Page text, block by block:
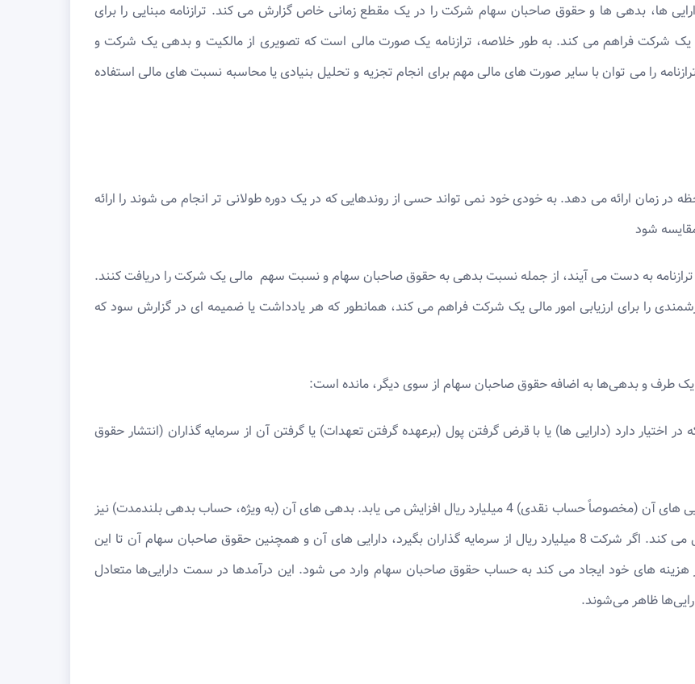
ها، بدهی ها و حقوق صاحبان سهام شرکت را در یک مقطع زمانی خاص گزارش می کند. ترازنامه مبنایی را برای
یک شرکت فراهم می کند. به طور خلاصه، ترازنامه یک صورت مالی است که تصویری از مالکیت و بدهی یک شرکت و
میزان سرمایه گذاری سهامداران ارائه می دهد.1 ترازنامه را می توان با سایر صورت های مالی مهم برای انجام تجزیه و تحلیل بنیادی یا محاسبه نسبت های مالی استفاده
زمان ارائه می دهد. به خودی خود نمی تواند حسی از روندهایی که در یک دوره طولانی تر انجام می شوند را ارائه
شود
ترازنامه به دست می آیند، از جمله نسبت بدهی به حقوق صاحبان سهام و نسبت سهم مالی یک شرکت را دریافت کنند.
را برای ارزیابی امور مالی یک شرکت فراهم می کند، همانطور که هر یادداشت یا ضمیمه ای در گزارش سود که
از یک طرف و بدهی‌ها به اضافه حقوق صاحبان سهام از سوی دیگر، مانده است:
دارد (دارایی ها) یا با قرض گرفتن پول (برعهده گرفتن تعهدات) یا گرفتن آن از سرمایه گذاران (انتشار حقوق
اگر شرکتی وام پنج ساله 4 میلیارد ریالی از بانک بگیرد، دارایی های آن (مخصوصاً حساب نقدی) 4 میلیارد ریال افزایش می یابد. بدهی های آن (به ویژه، حساب بدهی بلندمدت) نیز
4 میلیارد ریال افزایش می یابد و دو طرف معادله را متعادل می کند. اگر شرکت 8 میلیارد ریال از سرمایه گذاران بگیرد، دارایی های آن و همچنین حقوق صاحبان سهام آن تا این
هزینه های خود ایجاد می کند به حساب حقوق صاحبان سهام وارد می شود. این درآمدها در سمت دارایی‌ها متعادل
ظاهر می‌شوند.